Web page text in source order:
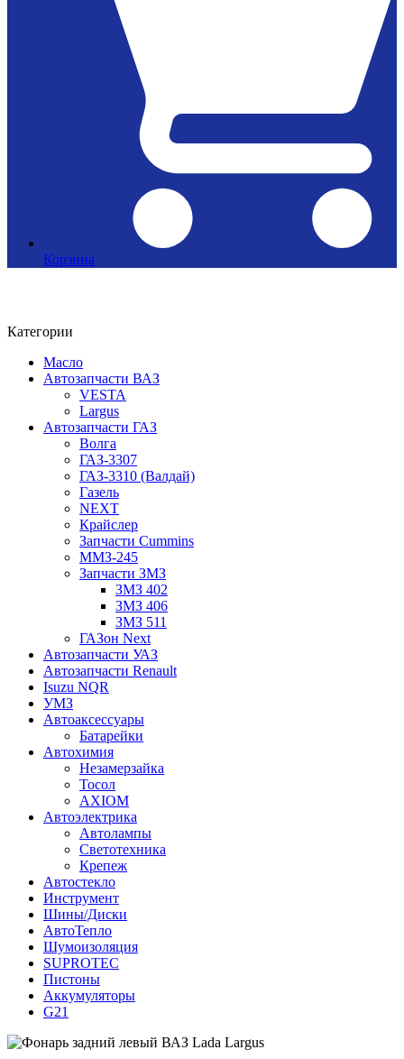
Корзина
Категории
Масло
Автозапчасти ВАЗ
VESTA
Largus
Автозапчасти ГАЗ
Волга
ГАЗ-3307
ГАЗ-3310 (Валдай)
Газель
NEXT
Крайслер
Запчасти Cummins
ММЗ-245
Запчасти ЗМЗ
ЗМЗ 402
ЗМЗ 406
ЗМЗ 511
ГАЗон Next
Автозапчасти УАЗ
Автозапчасти Renault
Isuzu NQR
УМЗ
Автоаксессуары
Батарейки
Автохимия
Незамерзайка
Тосол
AXIOM
Автоэлектрика
Автолампы
Светотехника
Крепеж
Автостекло
Инструмент
Шины/Диски
АвтоТепло
Шумоизоляция
SUPROTEC
Пистоны
Аккумуляторы
G21